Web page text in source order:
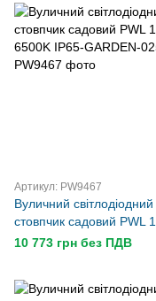
Артикул: PW9467
Вуличний світлодіодний
стовпчик садовий PWL
6500K IP65-GARDEN-
10 773 грн без ПДВ